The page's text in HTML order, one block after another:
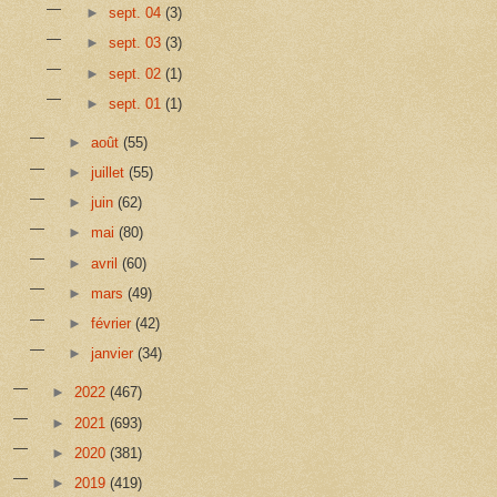
► sept. 04 (3)
► sept. 03 (3)
► sept. 02 (1)
► sept. 01 (1)
►août(55)
►juillet(55)
►juin(62)
►mai(80)
►avril(60)
► mars(49)
►février(42)
► janvier(34)
► 2022 (467)
► 2021 (693)
► 2020 (381)
► 2019 (419)